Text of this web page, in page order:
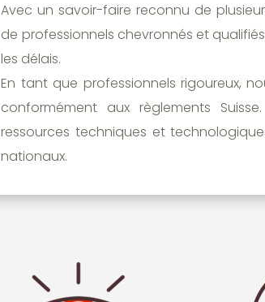
Avec un savoir-faire reconnu de
de professionnels chevronnés et
les délais.
En tant que professionnels rigoureux,
conformément aux règlements
ressources techniques et
nationaux.